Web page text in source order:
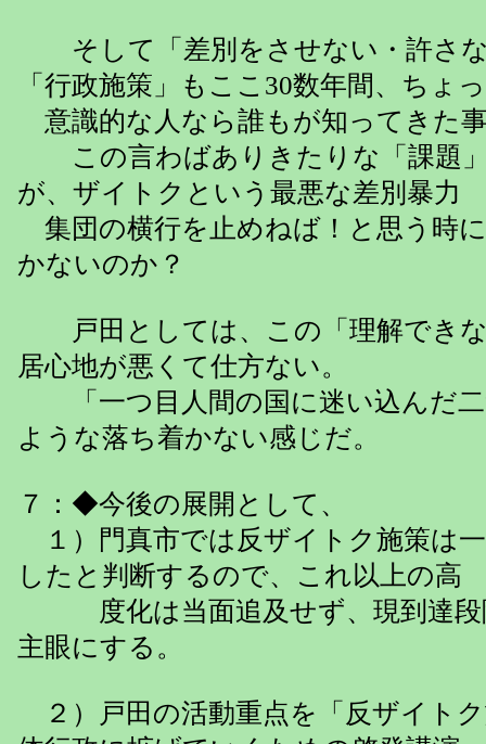
そして「差別をさせない・許さ
「行政施策」もここ30数年間、ちょ
意識的な人なら誰もが知ってきた
この言わばありきたりな「課題」
が、ザイトクという最悪な差別暴力
集団の横行を止めねば！と思う時
かないのか？
戸田としては、この「理解できな
居心地が悪くて仕方ない。
「一つ目人間の国に迷い込んだ二
ような落ち着かない感じだ。
７：◆今後の展開として、
１）門真市では反ザイトク施策は
したと判断するので、これ以上の高
度化は当面追及せず、現到達段
主眼にする。
２）戸田の活動重点を「反ザイト